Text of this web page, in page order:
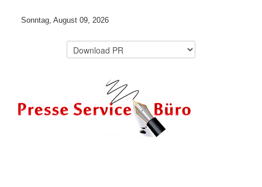
Sonntag, August 09, 2026